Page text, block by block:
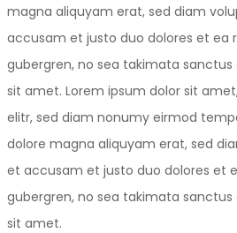
magna aliquyam erat, sed diam
accusam et justo duo dolores et ea
gubergren, no sea takimata
sit amet. Lorem ipsum dolor sit
elitr, sed diam nonumy eirmod
dolore magna aliquyam erat, sed
et accusam et justo duo dolores et
gubergren, no sea takimata
sit amet.